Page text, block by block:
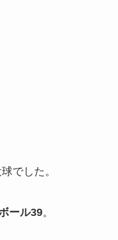
でした。
ール39。